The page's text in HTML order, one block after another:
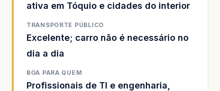
ativa em Tóquio e cidades do interior
TRANSPORTE PÚBLICO
Excelente; carro não é necessário no
dia a dia
BOA PARA QUEM
Profissionais de TI e engenharia,